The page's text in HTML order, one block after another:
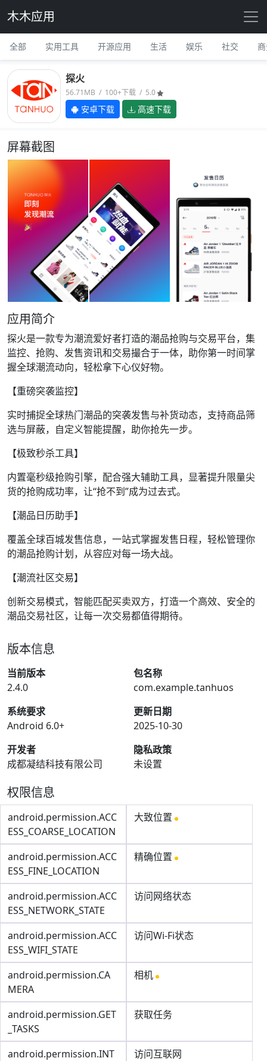
木木应用
全部 实用工具 开源应用 生活 娱乐 社交
探火
56.71MB / 100+下载 / 5.0
安卓下载 高速下载
屏幕截图
应用简介
探火是一款专为潮流爱好者打造的潮品抢购与交易平台，集
监控、抢购、发售资讯和交易撮合于一体，助你第一时间掌
握全球潮流动向，轻松拿下心仪好物。
【重磅突袭监控】
实时捕捉全球热门潮品的突袭发售与补货动态，支持商品筛
选与屏蔽，自定义智能提醒，助你抢先一步。
【极致秒杀工具】
内置毫秒级抢购引擎，配合强大辅助工具，显著提升限量尖
货的抢购成功率，让“抢不到”成为过去式。
【潮品日历助手】
覆盖全球百城发售信息，一站式掌握发售日程，轻松管理你
的潮品抢购计划，从容应对每一场大战。
【潮流社区交易】
创新交易模式，智能匹配买卖双方，打造一个高效、安全的
潮品交易社区，让每一次交易都值得期待。
版本信息
当前版本
2.4.0
包名称
com.example.tanhuos
系统要求
Android 6.0+
更新日期
2025-10-30
开发者
成都凝结科技有限公司
隐私政策
未设置
权限信息
android.permission.ACC
ESS_COARSE_LOCATION
大致位置
android.permission.ACC
ESS_FINE_LOCATION
精确位置
android.permission.ACC
ESS_NETWORK_STATE
访问网络状态
android.permission.ACC
ESS_WIFI_STATE
访问Wi-Fi状态
android.permission.CA
MERA
相机
android.permission.GET
_TASKS
获取任务
android.permission.INT
访问互联网